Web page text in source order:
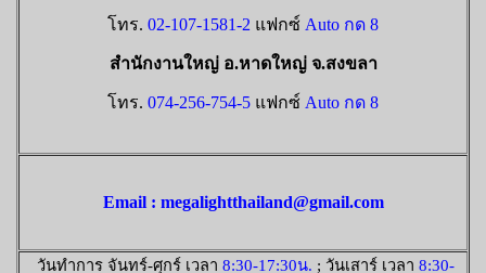
โทร. 02-107-1581-2 แฟกซ์ Auto กด 8
สำนักงานใหญ่ อ.หาดใหญ่ จ.สงขลา
โทร. 074-256-754-5 แฟกซ์ Auto กด 8
Email : megalightthailand@gmail.com
วันทำการ จันทร์-ศุกร์ เวลา 8:30-17:30น. ; วันเสาร์ เวลา 8:30-